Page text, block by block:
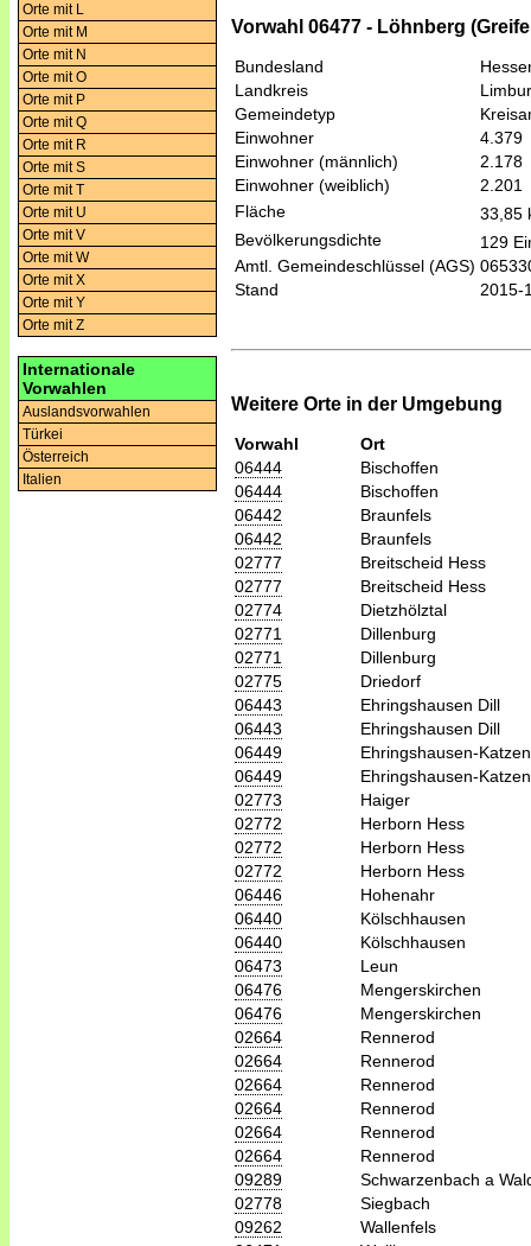
Orte mit L
Orte mit M
Orte mit N
Orte mit O
Orte mit P
Orte mit Q
Orte mit R
Orte mit S
Orte mit T
Orte mit U
Orte mit V
Orte mit W
Orte mit X
Orte mit Y
Orte mit Z
Internationale
Vorwahlen
Auslandsvorwahlen
Türkei
Österreich
Italien
Vorwahl 06477 - Löhnberg
Bundesland
Landkreis
Gemeindetyp
Einwohner
4.379
Einwohner (männlich)
2.178
Einwohner (weiblich)
2.201
Fläche
33,85
Bevölkerungsdichte
129
Amtl. Gemeindeschlüssel (AGS)
Stand
2015-
Weitere Orte in der Umgebung
Vorwahl
Ort
06444
Bischoffen
06444
Bischoffen
06442
Braunfels
06442
Braunfels
02777
Breitscheid Hess
02777
Breitscheid Hess
02774
Dietzhölztal
02771
Dillenburg
02771
Dillenburg
02775
Driedorf
06443
Ehringshausen Dill
06443
Ehringshausen Dill
06449
Ehringshausen-
06449
Ehringshausen-
02773
Haiger
02772
Herborn Hess
02772
Herborn Hess
02772
Herborn Hess
06446
Hohenahr
06440
Kölschhausen
06440
Kölschhausen
06473
Leun
06476
Mengerskirchen
06476
Mengerskirchen
02664
Rennerod
02664
Rennerod
02664
Rennerod
02664
Rennerod
02664
Rennerod
02664
Rennerod
09289
Schwarzenbach a
02778
Siegbach
09262
Wallenfels